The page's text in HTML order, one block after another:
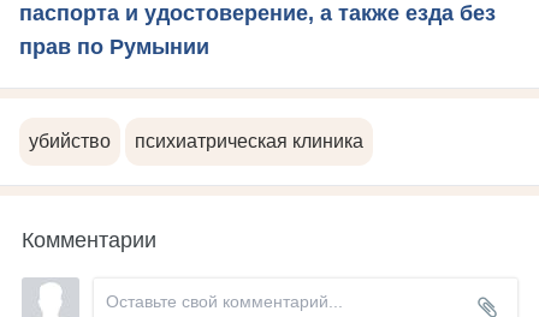
паспорта и удостоверение, а также езда без
прав по Румынии
убийство психиатрическая клиника
Комментарии